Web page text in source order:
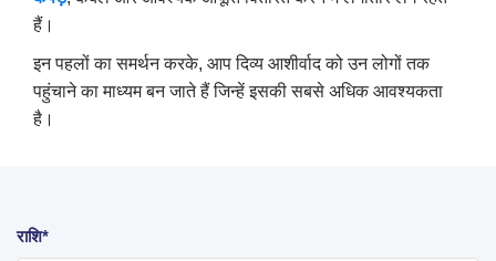
हैं।
इन पहलों का समर्थन करके, आप दिव्य आशीर्वाद को उन लोगों तक
पहुंचाने का माध्यम बन जाते हैं जिन्हें इसकी सबसे अधिक आवश्यकता
है।
राशि*